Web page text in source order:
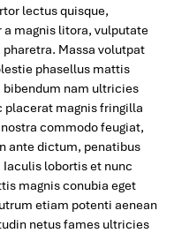
lectus quisque,
magnis litora, vulputate
Massa volutpat
phasellus mattis
nam ultricies
placerat magnis fringilla
commodo feugiat,
ante dictum, penatibus
lobortis et nunc
magnis conubia eget
etiam potenti aenean
netus fames ultricies